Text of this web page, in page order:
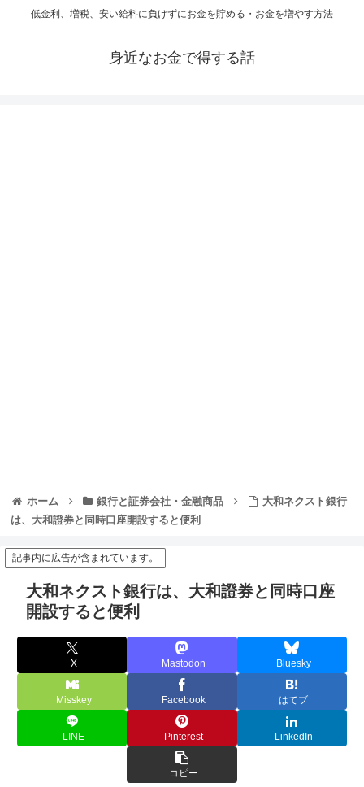
低金利、増税、安い給料に負けずにお金を貯める・お金を増やす方法
身近なお金で得する話
ホーム 銀行と証券会社・金融商品
大和ネクスト銀行
は、大和證券と同時口座開設すると便利
記事内に広告が含まれています。
大和ネクスト銀行は、大和證券と同時口座
開設すると便利
X Mastodon Bluesky
Misskey Facebook はてブ
LINE Pinterest LinkedIn
コピー